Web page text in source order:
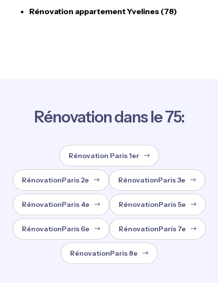
Rénovation appartement Yvelines (78)
Rénovation dans le 75:
Rénovation Paris 1er
RénovationParis 2e RénovationParis 3e
RénovationParis 4e RénovationParis 5e
RénovationParis 6e RénovationParis 7e
RénovationParis 8e